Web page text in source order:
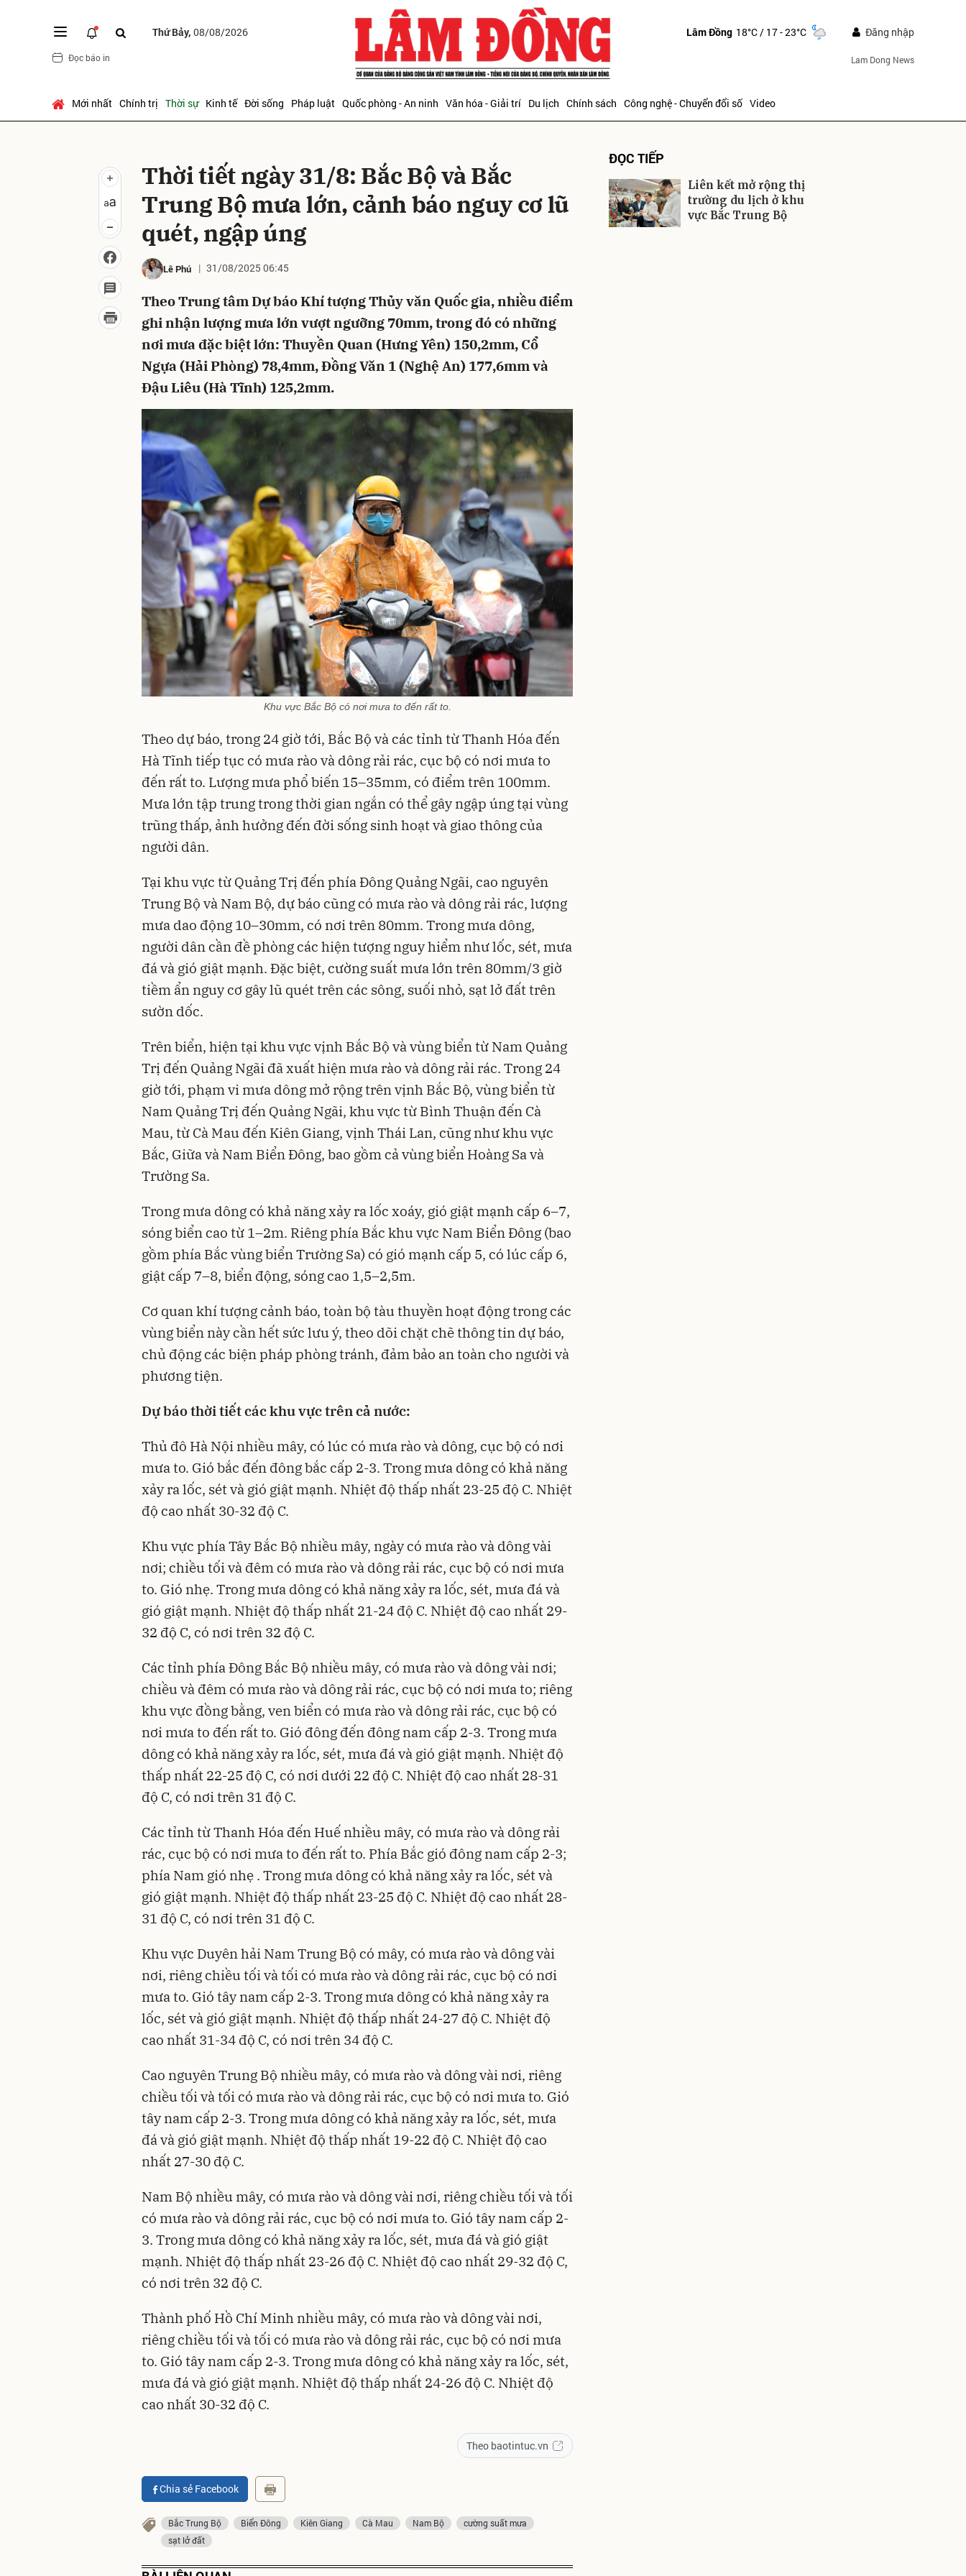
Thứ Bảy, 08/08/2026
Đọc báo in
Lâm Đồng 18°C/ 17 - 23°C Đăng nhập
Lam Dong News
Mới nhất Chính trị Thời sự Kinh tế Đời sống Pháp luật Quốc phòng - An ninh Văn hóa - Giải trí Du lịch Chính sách Công nghệ - Chuyển đổi số Video
Thời tiết ngày 31/8: Bắc Bộ và Bắc
Trung Bộ mưa lớn, cảnh báo nguy cơ lũ
quét, ngập úng
Lê Phú 31/08/2025 06:45
Theo Trung tâm Dự báo Khí tượng Thủy văn Quốc gia, nhiều điểm
ghi nhận lượng mưa lớn vượt ngưỡng 70mm, trong đó có những
nơi mưa đặc biệt lớn: Thuyền Quan (Hưng Yên) 150,2mm, Cổ
Ngựa (Hải Phòng) 78,4mm, Đồng Văn 1 (Nghệ An) 177,6mm và
Đậu Liêu (Hà Tĩnh) 125,2mm.
Khu vực Bắc Bộ có nơi mưa to đến rất to.
Theo dự báo, trong 24 giờ tới, Bắc Bộ và các tỉnh từ Thanh Hóa đến
Hà Tĩnh tiếp tục có mưa rào và dông rải rác, cục bộ có nơi mưa to
đến rất to. Lượng mưa phổ biến 15–35mm, có điểm trên 100mm.
Mưa lớn tập trung trong thời gian ngắn có thể gây ngập úng tại vùng
trũng thấp, ảnh hưởng đến đời sống sinh hoạt và giao thông của
người dân.
Tại khu vực từ Quảng Trị đến phía Đông Quảng Ngãi, cao nguyên
Trung Bộ và Nam Bộ, dự báo cũng có mưa rào và dông rải rác, lượng
mưa dao động 10–30mm, có nơi trên 80mm. Trong mưa dông,
người dân cần đề phòng các hiện tượng nguy hiểm như lốc, sét, mưa
đá và gió giật mạnh. Đặc biệt, cường suất mưa lớn trên 80mm/3 giờ
tiềm ẩn nguy cơ gây lũ quét trên các sông, suối nhỏ, sạt lở đất trên
sườn dốc.
Trên biển, hiện tại khu vực vịnh Bắc Bộ và vùng biển từ Nam Quảng
Trị đến Quảng Ngãi đã xuất hiện mưa rào và dông rải rác. Trong 24
giờ tới, phạm vi mưa dông mở rộng trên vịnh Bắc Bộ, vùng biển từ
Nam Quảng Trị đến Quảng Ngãi, khu vực từ Bình Thuận đến Cà
Mau, từ Cà Mau đến Kiên Giang, vịnh Thái Lan, cũng như khu vực
Bắc, Giữa và Nam Biển Đông, bao gồm cả vùng biển Hoàng Sa và
Trường Sa.
Trong mưa dông có khả năng xảy ra lốc xoáy, gió giật mạnh cấp 6–7,
sóng biển cao từ 1–2m. Riêng phía Bắc khu vực Nam Biển Đông (bao
gồm phía Bắc vùng biển Trường Sa) có gió mạnh cấp 5, có lúc cấp 6,
giật cấp 7–8, biển động, sóng cao 1,5–2,5m.
Cơ quan khí tượng cảnh báo, toàn bộ tàu thuyền hoạt động trong các
vùng biển này cần hết sức lưu ý, theo dõi chặt chẽ thông tin dự báo,
chủ động các biện pháp phòng tránh, đảm bảo an toàn cho người và
phương tiện.
Dự báo thời tiết các khu vực trên cả nước:
Thủ đô Hà Nội nhiều mây, có lúc có mưa rào và dông, cục bộ có nơi
mưa to. Gió bắc đến đông bắc cấp 2-3. Trong mưa dông có khả năng
xảy ra lốc, sét và gió giật mạnh. Nhiệt độ thấp nhất 23-25 độ C. Nhiệt
độ cao nhất 30-32 độ C.
Khu vực phía Tây Bắc Bộ nhiều mây, ngày có mưa rào và dông vài
nơi; chiều tối và đêm có mưa rào và dông rải rác, cục bộ có nơi mưa
to. Gió nhẹ. Trong mưa dông có khả năng xảy ra lốc, sét, mưa đá và
gió giật mạnh. Nhiệt độ thấp nhất 21-24 độ C. Nhiệt độ cao nhất 29-
32 độ C, có nơi trên 32 độ C.
Các tỉnh phía Đông Bắc Bộ nhiều mây, có mưa rào và dông vài nơi;
chiều và đêm có mưa rào và dông rải rác, cục bộ có nơi mưa to; riêng
khu vực đồng bằng, ven biển có mưa rào và dông rải rác, cục bộ có
nơi mưa to đến rất to. Gió đông đến đông nam cấp 2-3. Trong mưa
dông có khả năng xảy ra lốc, sét, mưa đá và gió giật mạnh. Nhiệt độ
thấp nhất 22-25 độ C, có nơi dưới 22 độ C. Nhiệt độ cao nhất 28-31
độ C, có nơi trên 31 độ C.
Các tỉnh từ Thanh Hóa đến Huế nhiều mây, có mưa rào và dông rải
rác, cục bộ có nơi mưa to đến rất to. Phía Bắc gió đông nam cấp 2-3;
phía Nam gió nhẹ . Trong mưa dông có khả năng xảy ra lốc, sét và
gió giật mạnh. Nhiệt độ thấp nhất 23-25 độ C. Nhiệt độ cao nhất 28-
31 độ C, có nơi trên 31 độ C.
Khu vực Duyên hải Nam Trung Bộ có mây, có mưa rào và dông vài
nơi, riêng chiều tối và tối có mưa rào và dông rải rác, cục bộ có nơi
mưa to. Gió tây nam cấp 2-3. Trong mưa dông có khả năng xảy ra
lốc, sét và gió giật mạnh. Nhiệt độ thấp nhất 24-27 độ C. Nhiệt độ
cao nhất 31-34 độ C, có nơi trên 34 độ C.
Cao nguyên Trung Bộ nhiều mây, có mưa rào và dông vài nơi, riêng
chiều tối và tối có mưa rào và dông rải rác, cục bộ có nơi mưa to. Gió
tây nam cấp 2-3. Trong mưa dông có khả năng xảy ra lốc, sét, mưa
đá và gió giật mạnh. Nhiệt độ thấp nhất 19-22 độ C. Nhiệt độ cao
nhất 27-30 độ C.
Nam Bộ nhiều mây, có mưa rào và dông vài nơi, riêng chiều tối và tối
có mưa rào và dông rải rác, cục bộ có nơi mưa to. Gió tây nam cấp 2-
3. Trong mưa dông có khả năng xảy ra lốc, sét, mưa đá và gió giật
mạnh. Nhiệt độ thấp nhất 23-26 độ C. Nhiệt độ cao nhất 29-32 độ C,
có nơi trên 32 độ C.
Thành phố Hồ Chí Minh nhiều mây, có mưa rào và dông vài nơi,
riêng chiều tối và tối có mưa rào và dông rải rác, cục bộ có nơi mưa
to. Gió tây nam cấp 2-3. Trong mưa dông có khả năng xảy ra lốc, sét,
mưa đá và gió giật mạnh. Nhiệt độ thấp nhất 24-26 độ C. Nhiệt độ
cao nhất 30-32 độ C.
Theo baotintuc.vn
Chia sẻ Facebook
Bắc Trung Bộ Biển Đông Kiên Giang Cà Mau Nam Bộ
cường suất mưa
sạt lở đất
ĐỌC TIẾP
Liên kết mở rộng thị
trường du lịch ở khu
vực Bắc Trung Bộ
Gửi bình luận